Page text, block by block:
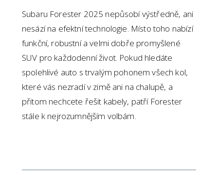
Subaru Forester 2025 nepůsobí výstředně, ani
nesází na efektní technologie. Místo toho nabízí
funkční, robustní a velmi dobře promyšlené
SUV pro každodenní život. Pokud hledáte
spolehlivé auto s trvalým pohonem všech kol,
které vás nezradí v zimě ani na chalupě, a
přitom nechcete řešit kabely, patří Forester
stále k nejrozumnějším volbám.